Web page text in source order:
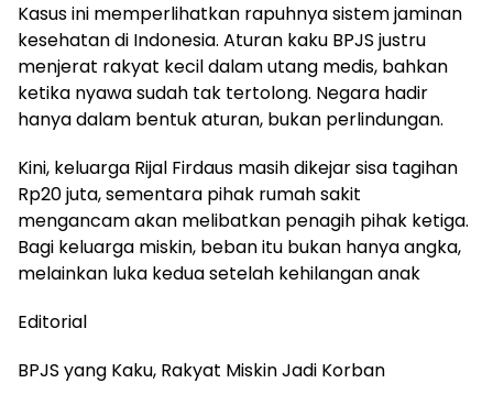
Kasus ini memperlihatkan rapuhnya sistem jaminan
kesehatan di Indonesia. Aturan kaku BPJS justru
menjerat rakyat kecil dalam utang medis, bahkan
ketika nyawa sudah tak tertolong. Negara hadir
hanya dalam bentuk aturan, bukan perlindungan.
Kini, keluarga Rijal Firdaus masih dikejar sisa tagihan
Rp20 juta, sementara pihak rumah sakit
mengancam akan melibatkan penagih pihak ketiga.
Bagi keluarga miskin, beban itu bukan hanya angka,
melainkan luka kedua setelah kehilangan anak
Editorial
BPJS yang Kaku, Rakyat Miskin Jadi Korban